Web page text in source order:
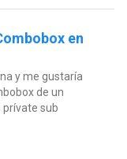
en
y me gustaría
de un
sub